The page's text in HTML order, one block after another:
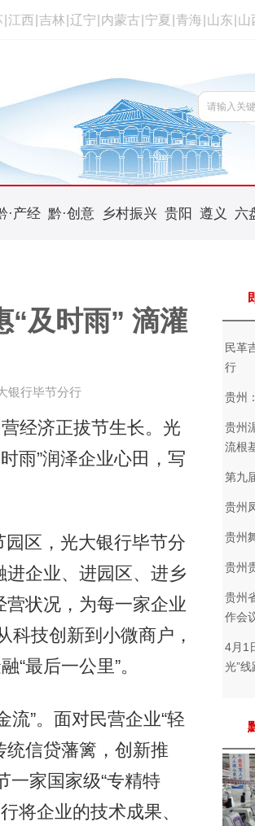
江西 吉林 辽宁 内蒙古 宁夏 青海 山东 山
·产经 黔·创意 乡村振兴 贵阳 遵义 六
“及时雨” 滴灌
银行毕节分行
经济正拔节生长。光
雨”润泽企业心田，写
区，光大银行毕节分
进企业、进园区、进乡
营状况，为每一家企业
科技创新到小微商户，
最后一公里”。
”。面对民营企业“轻
统信贷藩篱，创新推
一家国家级“专精特
将企业的技术成果、
民革
行
贵州
贵州
流根
第九
贵州
贵州
贵州
贵州
作会
4月1
光”线